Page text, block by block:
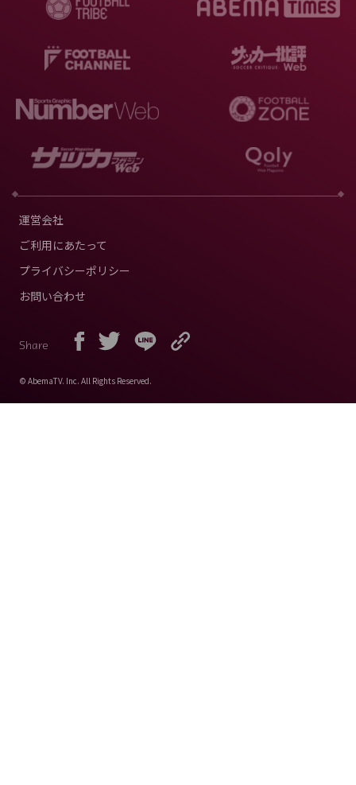
運営会社
ご利用にあたって
プライバシーポリシー
お問い合わせ
Share
© AbemaTV. Inc. All Rights Reserved.